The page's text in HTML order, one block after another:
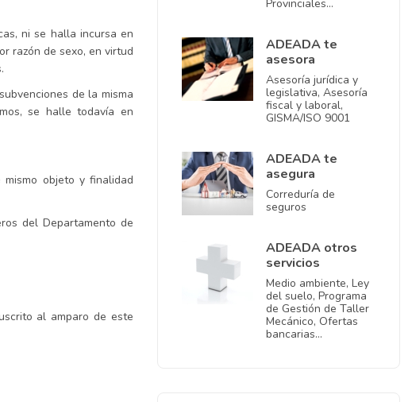
ni se halla incursa en
razón de sexo, en virtud
de la misma
se halle todavía en
objeto y finalidad
del Departamento de
al amparo de este
Provinciales…
ADEADA te
asesora
Asesoría jurídica y
legislativa, Asesoría
fiscal y laboral,
GISMA/ISO 9001
ADEADA te
asegura
Correduría de
seguros
ADEADA otros
servicios
Medio ambiente, Ley
del suelo, Programa
de Gestión de Taller
Mecánico, Ofertas
bancarias…